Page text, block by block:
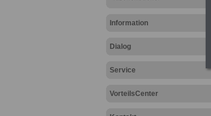
Information
Dialog
Service
VorteilsCenter